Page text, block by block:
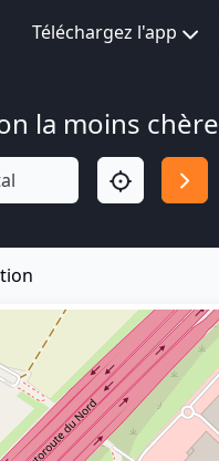
Téléchargez l'app
la moins chère